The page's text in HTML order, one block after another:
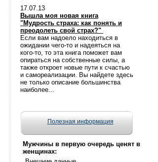
17.07.13
Вышла моя новая книга
"Мудрость страха: как понять и
преодолеть свой страх?"
Если вам надоело находиться в
ожидании чего-то и надеяться на
кого-то, то эта книга поможет вам
опираться на собственные силы, а
также откроет новые пути к счастью
и самореализации. Вы найдете здесь
не только описание большинства
наиболее...
Полезная информация
Мужчины в первую очередь ценят в
женщинах: